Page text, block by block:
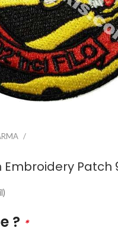
Embroidery Patch
? *